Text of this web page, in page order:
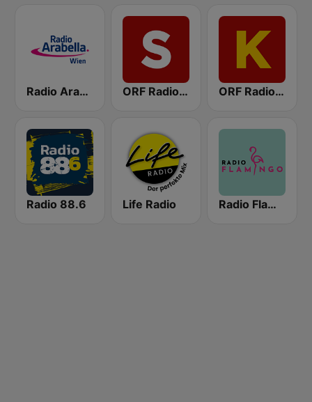
Radio Arabella ORF Radio Salzburg ORF Radio Kärnten
Radio 88.6 Life Radio Radio Flamingo